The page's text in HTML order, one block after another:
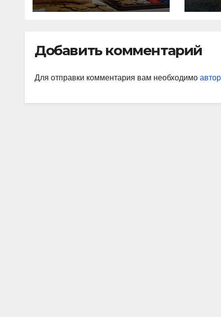
индексации
Добавить комментарий
Для отправки комментария вам необходимо